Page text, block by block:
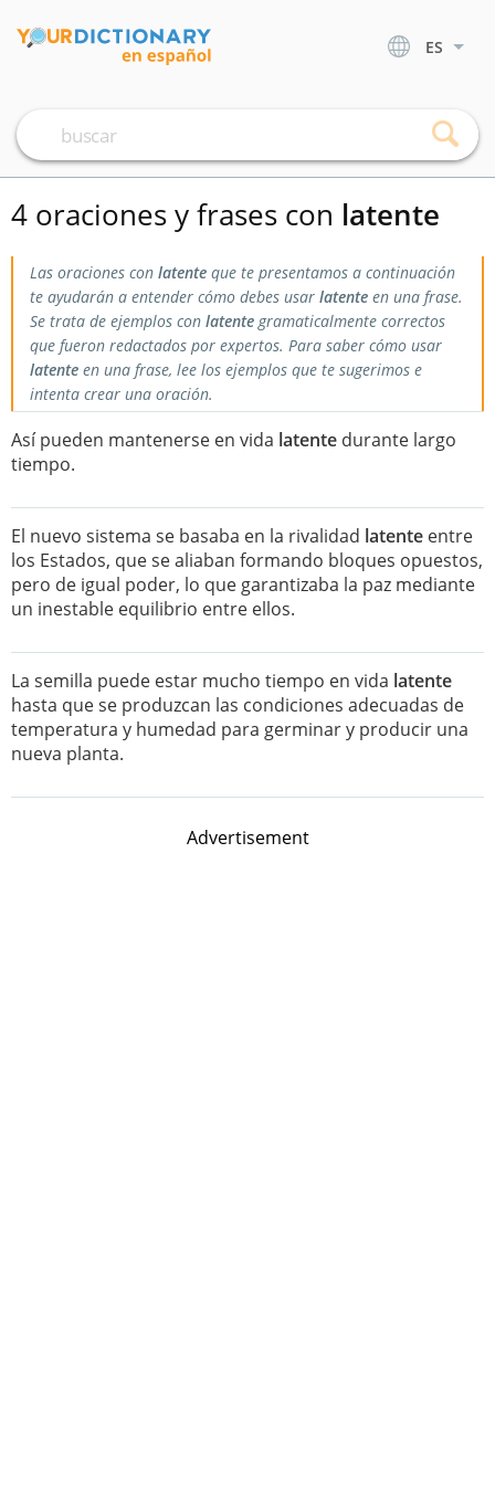
ES
4 oraciones y frases con latente
Las oraciones con latente que te presentamos a continuación
te ayudarán a entender cómo debes usar latente en una frase.
Se trata de ejemplos con latentegramaticalmente correctos
que fueron redactados por expertos. Para saber cómo usar
latente en una frase, lee los ejemplos que te sugerimos e
intenta crear una oración.
Así pueden mantenerse en vida latente durante largo
tiempo.
El nuevo sistema se basaba en la rivalidad latente entre
los Estados, que se aliaban formando bloques opuestos,
pero de igual poder, lo que garantizaba la paz mediante
un inestable equilibrio entre ellos.
La semilla puede estar mucho tiempo en vida latente
hasta que se produzcan las condiciones adecuadas de
temperatura y humedad para germinar y producir una
nueva planta.
Advertisement